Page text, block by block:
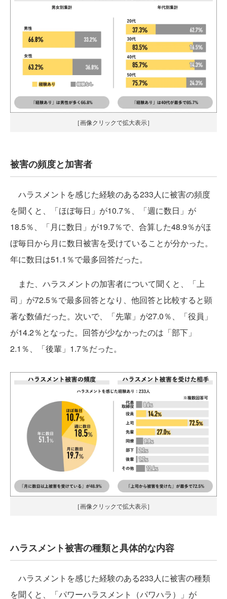
［画像クリックで拡大表示］
被害の頻度と加害者
ハラスメントを感じた経験のある233人に被害の頻度
を聞くと、「ほぼ毎日」が10.7％、「週に数日」が
18.5％、「月に数日」が19.7％で、合算した48.9％がほ
ぼ毎日から月に数日被害を受けていることが分かった。
年に数日は51.1％で最多回答だった。
また、ハラスメントの加害者について聞くと、「上
司」が72.5％で最多回答となり、他回答と比較すると顕
著な数値だった。次いで、「先輩」が27.0％、「役員」
が14.2％となった。回答が少なかったのは「部下」
2.1％、「後輩」1.7％だった。
［画像クリックで拡大表示］
ハラスメント被害の種類と具体的な内容
ハラスメントを感じた経験のある233人に被害の種類
を聞くと、「パワーハラスメント（パワハラ）」が